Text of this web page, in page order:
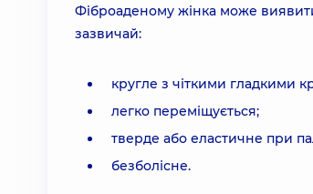
Фіброаденому жінка може виявити
зазвичай:
кругле з чіткими гладкими
легко переміщується;
тверде або еластичне при
безболісне.